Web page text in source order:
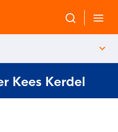
de sport
Kees Kerdel